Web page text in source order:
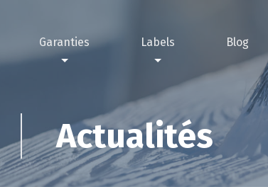
Garanties
annuel technicien contrôleur
Labels
Label RGE
Blog
Actualités